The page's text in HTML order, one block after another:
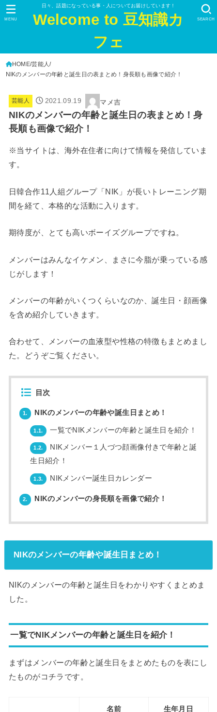
日々、話題になっている事・人についてお届けしています！
Welcome to 豆知識カ
フェ
SEARCH
MENU
HOME 芸能人
NIKのメンバーの年齢と誕生日の表まとめ！身長順も画像で紹介！
芸能人 2021.09.19 マメ吉
NIKのメンバーの年齢と誕生日の表まとめ！身
長順も画像で紹介！
※当サイトは、海外在住者に向けて情報を発信していま
す。
日韓合作11人組グループ「NIK」が長いトレーニング期
間を経て、本格的な活動に入ります。
期待度が、とても高いボーイズグループですね。
メンバーはみんなイケメン、まさに今脂が乗っている感
じがします！
メンバーの年齢がいくつくらいなのか、誕生日・顔画像
を含め紹介していきます。
合わせて、メンバーの血液型や性格の特徴もまとめまし
た。どうぞご覧ください。
目次
1. NIKのメンバーの年齢や誕生日まとめ！
1.1. 一覧でNIKメンバーの年齢と誕生日を紹介！
1.2.
NIKメンバー１人づつ顔画像付きで年齢と誕
生日紹介！
1.3. NIKメンバー誕生日カレンダー
2. NIKのメンバーの身長順を画像で紹介！
NIKのメンバーの年齢や誕生日まとめ！
NIKのメンバーの年齢と誕生日をわかりやすくまとめま
した。
一覧でNIKメンバーの年齢と誕生日を紹介！
まずはメンバーの年齢と誕生日をまとめたものを表にし
たものがコチラです。
名前 生年月日